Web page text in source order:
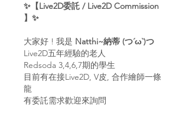
✨【Live2D委託 / Live2D Commission
】✨
大家好 ! 我是 Natthi~納蒂 (つ´ω`)つ
Live2D五年經驗的老人
Redsoda 3,4,6,7期的學生
目前有在接Live2D, V皮, 合作繪師一條
龍
有委託需求歡迎來詢問